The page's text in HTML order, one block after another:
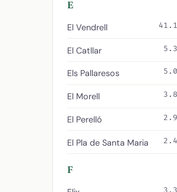
E
El Vendrell
El Catllar
Els Pallaresos
El Morell
El Perelló
El Pla de Santa Maria
F